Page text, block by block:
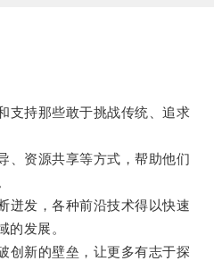
持那些敢于挑战传统、追求
资源共享等方式，帮助他们
发，各种前沿技术得以快速
的发展。
新的壁垒，让更多有志于探